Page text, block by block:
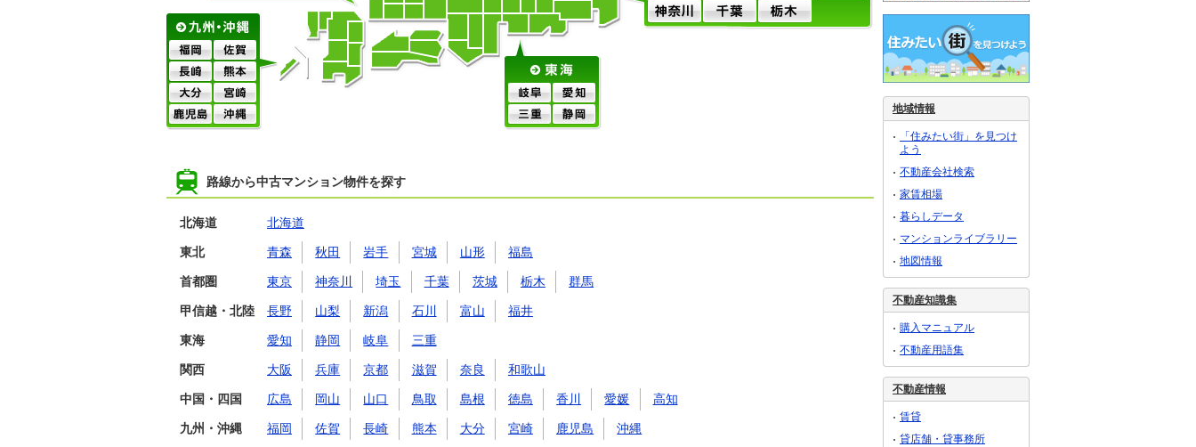
路線から中古マンション物件を探す
北海道 北海道
東北 青森 秋田 岩手 宮城 山形 福島
首都圏 東京 神奈川 埼玉 千葉 茨城 栃木 群馬
甲信越・北陸 長野 山梨 新潟 石川 富山 福井
東海 愛知 静岡 岐阜 三重
関西 大阪 兵庫 京都 滋賀 奈良 和歌山
中国・四国 広島 岡山 山口 鳥取 島根 徳島 香川 愛媛 高知
九州・沖縄 福岡 佐賀 長崎 熊本 大分 宮崎 鹿児島 沖縄
地域情報
「住みたい街」を見つけ
よう
不動産会社検索
家賃相場
暮らしデータ
マンションライブラリー
地図情報
不動産知識集
購入マニュアル
不動産用語集
不動産情報
賃貸
貸店舗・貸事務所